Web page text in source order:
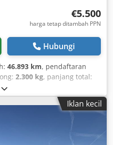
€5.500
harga tetap ditambah PPN
Hubungi
46.893 km, pendaftaran
2.300 kg, panjang total:
mm
perpindahan gigi:mekanis,
berikutnya (TÜV):
/ 15mm
, berat operasi:
Iklan kecil